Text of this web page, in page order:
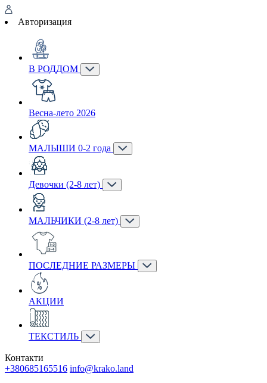
Авторизация
В РОДДОМ
Весна-лето 2026
МАЛЫШИ 0-2 года
Девочки (2-8 лет)
МАЛЬЧИКИ (2-8 лет)
ПОСЛЕДНИЕ РАЗМЕРЫ
АКЦИИ
ТЕКСТИЛЬ
Контакти
+380685165516 info@krako.land